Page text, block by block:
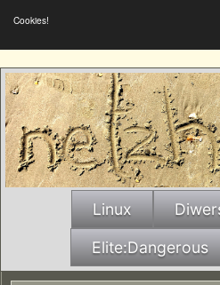
Cookies!
Linux
Elite:Dangerous